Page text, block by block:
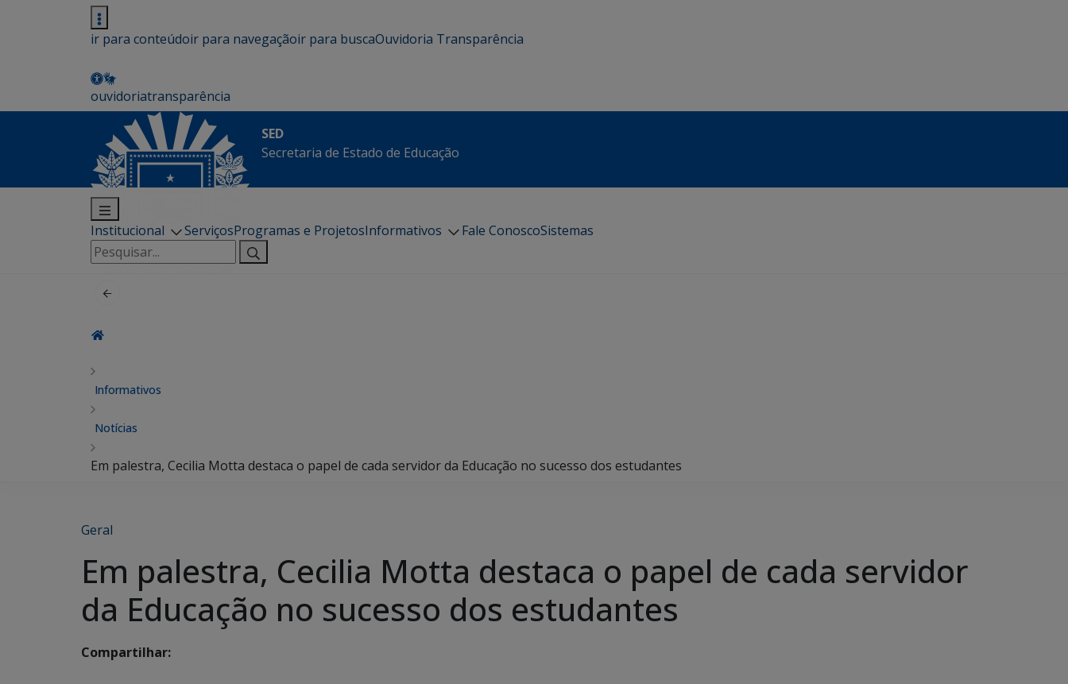
ir para conteúdoir para navegaçãoir para buscaOuvidoria Transparência
ouvidoriatransparência
SED
Secretaria de Estado de Educação
Institucional ServiçosProgramas e ProjetosInformativos Fale ConoscoSistemas
Pesquisar
por:
Informativos
Notícias
Em palestra, Cecilia Motta destaca o papel de cada servidor da Educação no sucesso dos estudantes
Geral
Em palestra, Cecilia Motta destaca o papel de cada servidor
da Educação no sucesso dos estudantes
Compartilhar: